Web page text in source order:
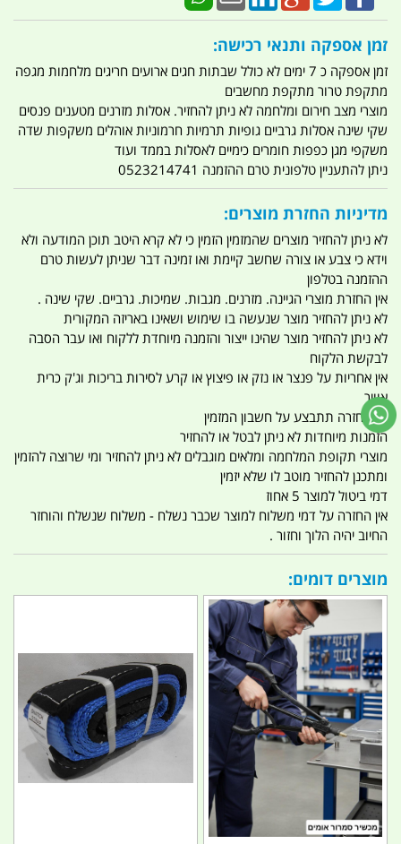
זמן אספקה ותנאי רכישה:
זמן אספקה כ 7 ימים לא כולל שבתות חגים ארועים חריגים מלחמות מגפה
מתקפת טרור מתקפת מחשבים
מוצרי מצב חירום ומלחמה לא ניתן להחזיר. אסלות מזרנים מטענים פנסים
שקי שינה אסלות גרביים גופיות תרמיות חרמוניות אוהלים משקפות שדה
משקפי מגן כפפות חומרים כימיים לאסלות בממד ועוד
ניתן להתעניין טלפונית טרם ההזמנה 0523214741
מדיניות החזרת מוצרים:
לא ניתן להחזיר מוצרים שהמזמין הזמין כי לא קרא היטב תוכן המודעה ולא
וידא כי צבע או צורה שחשב קיימת ואו זמינה דבר שניתן לעשות טרם
ההזמנה בטלפון
אין החזרת מוצרי הגיינה. מזרנים. מגבות. שמיכות. גרביים. שקי שינה .
לא ניתן להחזיר מוצר שנעשה בו שימוש ושאינו באריזה המקורית
לא ניתן להחזיר מוצר שהינו ייצור והזמנה מיוחדת ללקוח ואו עבר הסבה
לבקשת הלקוח
אין אחריות על פנצר או נזק או פיצוץ או קרע לסירות בריכות וג'ק כרית
אוויר
כל החזרה תתבצע על חשבון המזמין
הזמנות מיוחדות לא ניתן לבטל או להחזיר
מוצרי תקופת המלחמה ומלאים מוגבלים לא ניתן להחזיר ומי שרוצה להזמין
ומתכנן להחזיר מוטב לו שלא יזמין
דמי ביטול למוצר 5 אחוז
אין החזרה על דמי משלוח למוצר שכבר נשלח - משלוח שנשלח והוחזר
החיוב יהיה הלוך וחזור .
מוצרים דומים: